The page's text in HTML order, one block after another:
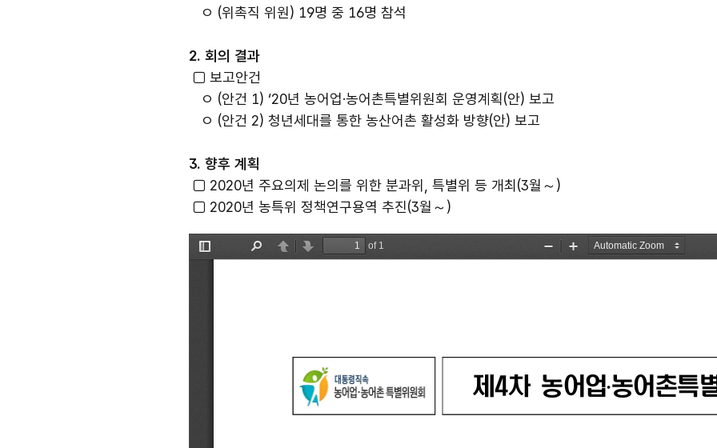
ㅇ (위촉직 위원) 19명 중 16명 참석
2. 회의 결과
□ 보고안건
ㅇ (안건 1) ‘20년 농어업·농어촌특별위원회 운영계획(안) 보고
ㅇ (안건 2) 청년세대를 통한 농산어촌 활성화 방향(안) 보고
3. 향후 계획
□ 2020년 주요의제 논의를 위한 분과위, 특별위 등 개최(3월～)
□ 2020년 농특위 정책연구용역 추진(3월～)